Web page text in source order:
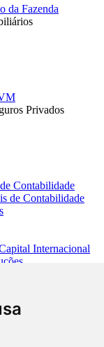
da Fazenda
Privados
Contabilidade
de Contabilidade
Internacional
Mobiliários
do SFN
de